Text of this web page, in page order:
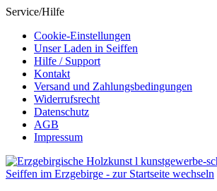
Service/Hilfe
Cookie-Einstellungen
Unser Laden in Seiffen
Hilfe / Support
Kontakt
Versand und Zahlungsbedingungen
Widerrufsrecht
Datenschutz
AGB
Impressum